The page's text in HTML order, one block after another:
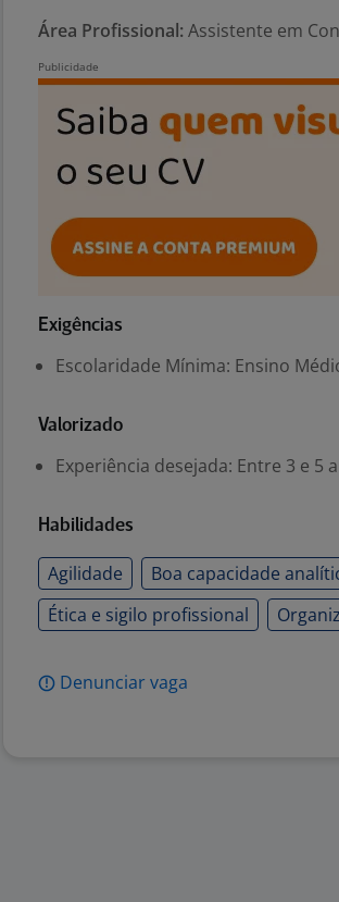
Área Profissional: Assistente em
Exigências
Escolaridade Mínima: Ensino
Valorizado
Experiência desejada: Entre 3 e 5
Habilidades
Agilidade Boa capacidade
Ética e sigilo profissional
Denunciar vaga